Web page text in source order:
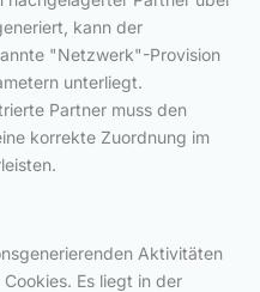
kann der
"Netzwerk"-Provision
unterliegt.
Partner muss den
korrekte Zuordnung im
Aktivitäten
Es liegt in der